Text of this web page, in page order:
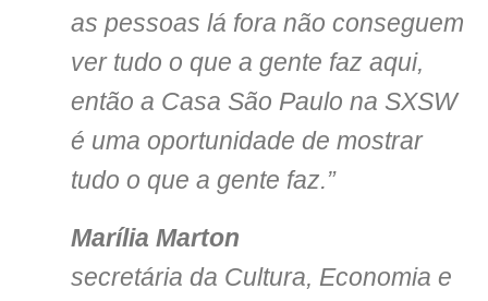
as pessoas lá fora não conseguem
ver tudo o que a gente faz aqui,
então a Casa São Paulo na SXSW
é uma oportunidade de mostrar
tudo o que a gente faz.”
Marília Marton
secretária da Cultura, Economia e